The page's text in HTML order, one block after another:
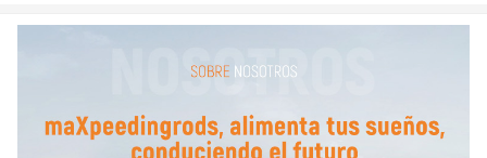
Compatible para Audi S3 210-225BHP motor BAM AEB
Compatible para Audi A4 1.8T (AEB ANB APU ARK)